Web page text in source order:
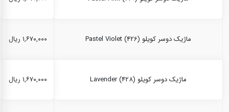
ماژیک دوسر کویلو Pastel Violet (426) ۱,۶۷۰,۰۰۰ ریال
ماژیک دوسر کویلو Lavender (428) ۱,۶۷۰,۰۰۰ ریال